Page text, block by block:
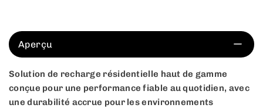
Aperçu
Solution de recharge résidentielle haut de gamme
conçue pour une performance fiable au quotidien, avec
une durabilité accrue pour les environnements